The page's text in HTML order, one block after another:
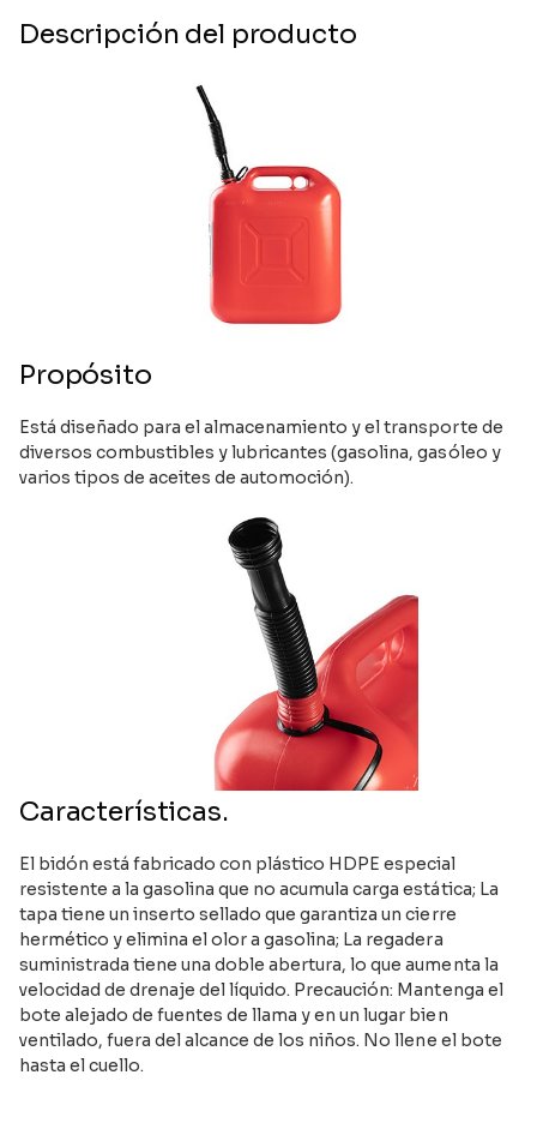
Descripción del producto
Propósito
Está diseñado para el almacenamiento y el transporte de
diversos combustibles y lubricantes (gasolina, gasóleo y
varios tipos de aceites de automoción).
Características.
El bidón está fabricado con plástico HDPE especial
resistente a la gasolina que no acumula carga estática; La
tapa tiene un inserto sellado que garantiza un cierre
hermético y elimina el olor a gasolina; La regadera
suministrada tiene una doble abertura, lo que aumenta la
velocidad de drenaje del líquido. Precaución: Mantenga el
bote alejado de fuentes de llama y en un lugar bien
ventilado, fuera del alcance de los niños. No llene el bote
hasta el cuello.